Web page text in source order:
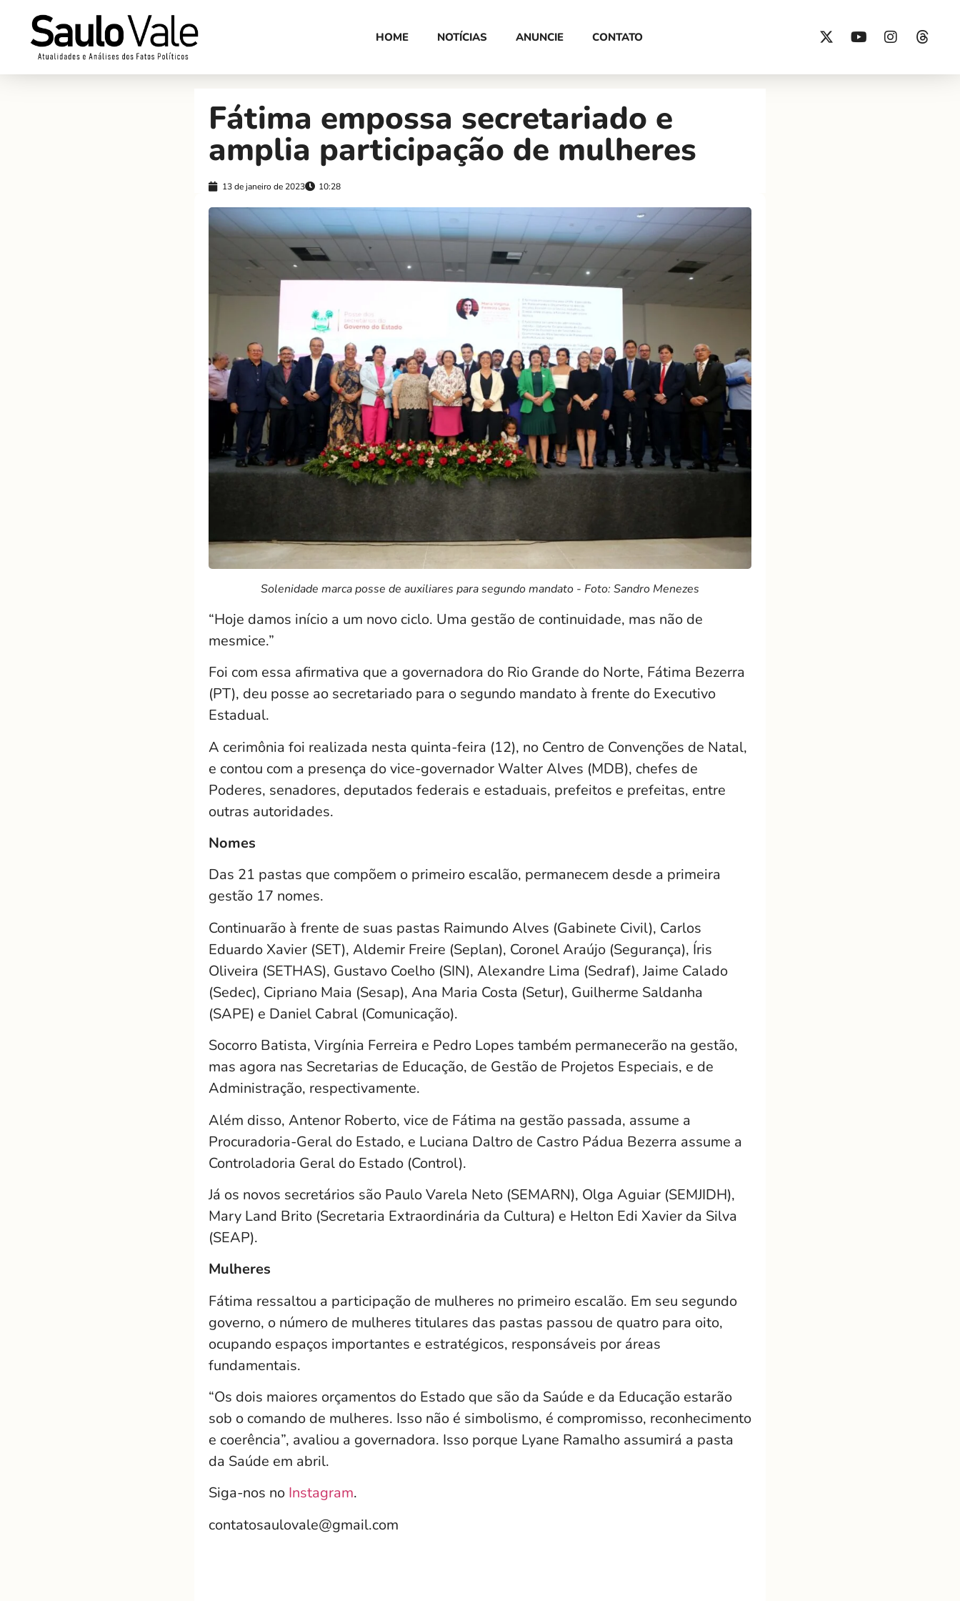
HOME NOTÍCIAS ANUNCIE CONTATO
Fátima empossa secretariado e
amplia participação de mulheres
13 de janeiro de 2023 10:28
Solenidade marca posse de auxiliares para segundo mandato - Foto: Sandro Menezes
“Hoje damos início a um novo ciclo. Uma gestão de continuidade, mas não de
mesmice.”
Foi com essa afirmativa que a governadora do Rio Grande do Norte, Fátima Bezerra
(PT), deu posse ao secretariado para o segundo mandato à frente do Executivo
Estadual.
A cerimônia foi realizada nesta quinta-feira (12), no Centro de Convenções de Natal,
e contou com a presença do vice-governador Walter Alves (MDB), chefes de
Poderes, senadores, deputados federais e estaduais, prefeitos e prefeitas, entre
outras autoridades.
Nomes
Das 21 pastas que compõem o primeiro escalão, permanecem desde a primeira
gestão 17 nomes.
Continuarão à frente de suas pastas Raimundo Alves (Gabinete Civil), Carlos
Eduardo Xavier (SET), Aldemir Freire (Seplan), Coronel Araújo (Segurança), Íris
Oliveira (SETHAS), Gustavo Coelho (SIN), Alexandre Lima (Sedraf), Jaime Calado
(Sedec), Cipriano Maia (Sesap), Ana Maria Costa (Setur), Guilherme Saldanha
(SAPE) e Daniel Cabral (Comunicação).
Socorro Batista, Virgínia Ferreira e Pedro Lopes também permanecerão na gestão,
mas agora nas Secretarias de Educação, de Gestão de Projetos Especiais, e de
Administração, respectivamente.
Além disso, Antenor Roberto, vice de Fátima na gestão passada, assume a
Procuradoria-Geral do Estado, e Luciana Daltro de Castro Pádua Bezerra assume a
Controladoria Geral do Estado (Control).
Já os novos secretários são Paulo Varela Neto (SEMARN), Olga Aguiar (SEMJIDH),
Mary Land Brito (Secretaria Extraordinária da Cultura) e Helton Edi Xavier da Silva
(SEAP).
Mulheres
Fátima ressaltou a participação de mulheres no primeiro escalão. Em seu segundo
governo, o número de mulheres titulares das pastas passou de quatro para oito,
ocupando espaços importantes e estratégicos, responsáveis por áreas
fundamentais.
“Os dois maiores orçamentos do Estado que são da Saúde e da Educação estarão
sob o comando de mulheres. Isso não é simbolismo, é compromisso, reconhecimento
e coerência”, avaliou a governadora. Isso porque Lyane Ramalho assumirá a pasta
da Saúde em abril.
Siga-nos no Instagram.
contatosaulovale@gmail.com